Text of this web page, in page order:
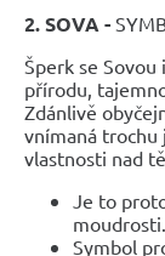
2. SOVA -
Šperk se
přírodu,
Zdánlivě
vnímaná
vlastnosti nad
Je to
moudrosti.
Symbol